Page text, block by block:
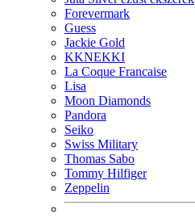
Forevermark
Guess
Jackie Gold
KKNEKKI
La Coque Francaise
Lisa
Moon Diamonds
Pandora
Seiko
Swiss Military
Thomas Sabo
Tommy Hilfiger
Zeppelin